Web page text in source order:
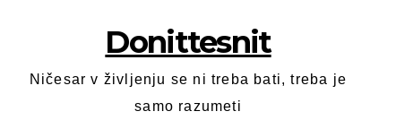
Donittesnit
Ničesar v življenju se ni treba bati, treba je
samo razumeti